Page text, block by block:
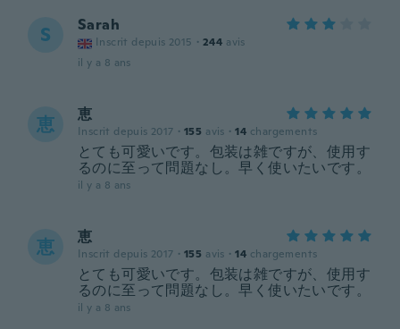
S Sarah
Inscrit depuis 2015 · 244 avis
il y a 8 ans
恵 恵
Inscrit depuis 2017 · 155 avis · 14 chargements
とても可愛いです。包装は雑ですが、使用す
るのに至って問題なし。早く使いたいです。
il y a 8 ans
恵 恵
Inscrit depuis 2017 · 155 avis · 14 chargements
とても可愛いです。包装は雑ですが、使用す
るのに至って問題なし。早く使いたいです。
il y a 8 ans